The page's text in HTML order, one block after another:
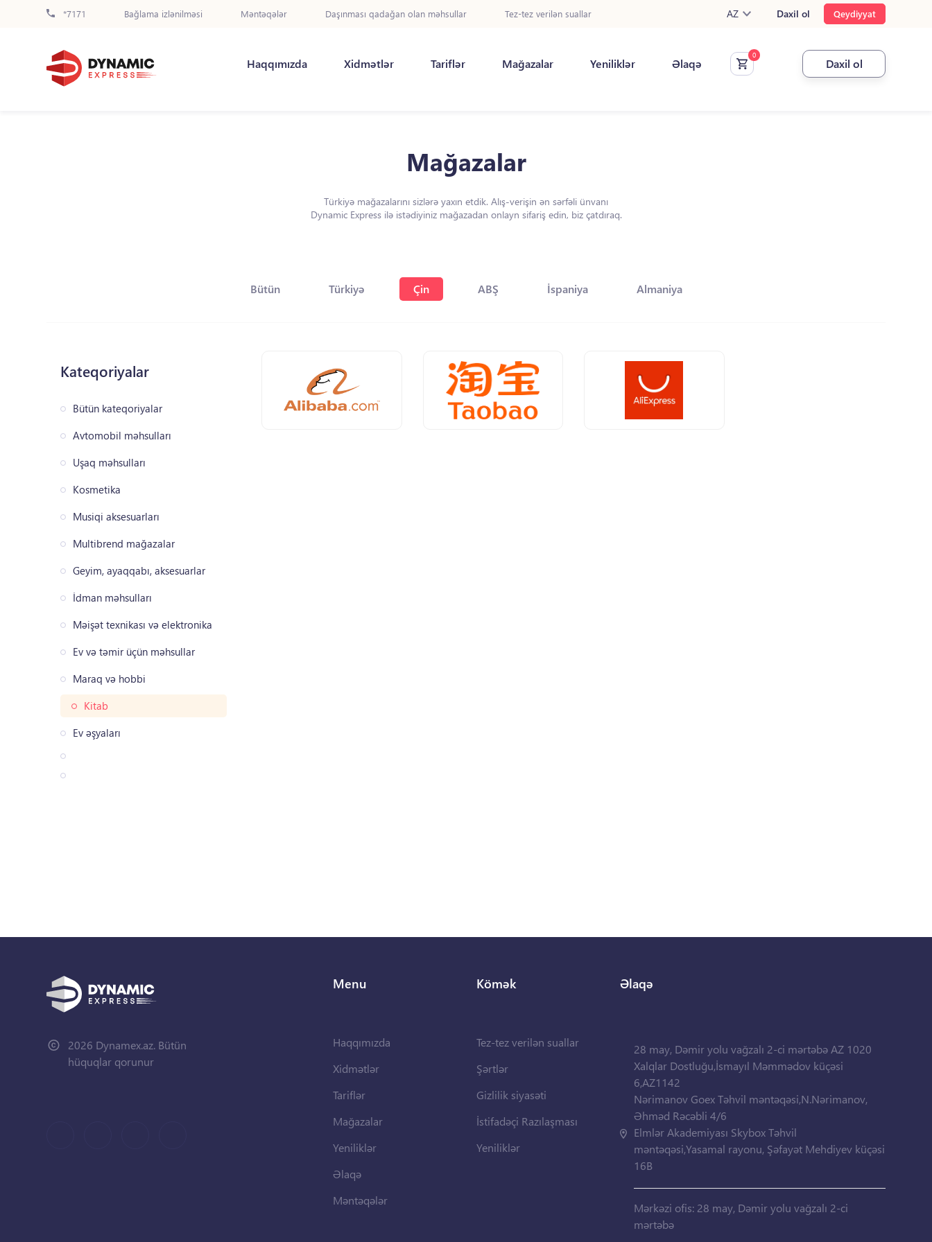
*7171 Bağlama izlənilməsi Məntəqələr Daşınması qadağan olan məhsullar Tez-tez verilən suallar AZ Daxil ol Qeydiyyat
Haqqımızda Xidmətlər Tariflər Mağazalar Yeniliklər Əlaqə Daxil ol
Mağazalar
Türkiyə mağazalarını sizlərə yaxın etdik. Alış-verişin ən sərfəli ünvanı
Dynamic Express ilə istədiyiniz mağazadan onlayn sifariş edin, biz çatdıraq.
Bütün Türkiyə Çin ABŞ İspaniya Almaniya
Kateqoriyalar
Bütün kateqoriyalar
Avtomobil məhsulları
Uşaq məhsulları
Kosmetika
Musiqi aksesuarları
Multibrend mağazalar
Geyim, ayaqqabı, aksesuarlar
İdman məhsulları
Məişət texnikası və elektronika
Ev və təmir üçün məhsullar
Maraq və hobbi
Kitab
Ev əşyaları
2026 Dynamex.az. Bütün
hüquqlar qorunur
Menu
Haqqımızda
Xidmətlər
Tariflər
Mağazalar
Yeniliklər
Əlaqə
Məntəqələr
Kömək
Tez-tez verilən suallar
Şərtlər
Gizlilik siyasəti
İstifadəçi Razılaşması
Yeniliklər
Əlaqə
28 may, Dəmir yolu vağzalı 2-ci mərtəbə AZ 1020
Xalqlar Dostluğu,İsmayıl Məmmədov küçəsi
6,AZ1142
Nərimanov Goex Təhvil məntəqəsi,N.Nərimanov,
Əhməd Rəcəbli 4/6
Elmlər Akademiyası Skybox Təhvil
məntəqəsi,Yasamal rayonu, Şəfayət Mehdiyev küçəsi
16B
Mərkəzi ofis: 28 may, Dəmir yolu vağzalı 2-ci
mərtəbə